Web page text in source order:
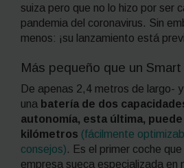
suiza pero que no lo hizo por ser
pandemia del coronavirus. Sin
menos: ¡su lanzamiento está
Más pequeño que un Smart
De apenas 2,4 metros de largo-
una batería de dos
autonomía, esta última,
kilómetros (fácilmente
consejos). Es el primer coche
empresa sueca especializada en